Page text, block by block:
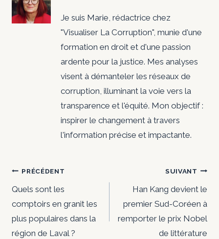
Je suis Marie, rédactrice chez
"Visualiser La Corruption", munie d'une
formation en droit et d'une passion
ardente pour la justice. Mes analyses
visent à démanteler les réseaux de
corruption, illuminant la voie vers la
transparence et l'équité. Mon objectif :
inspirer le changement à travers
l'information précise et impactante.
Navigation
de
l’article
PRÉCÉDENT
Quels sont les
comptoirs en granit les
plus populaires dans la
région de Laval ?
SUIVANT
Han Kang devient le
premier Sud-Coréen à
remporter le prix Nobel
de littérature